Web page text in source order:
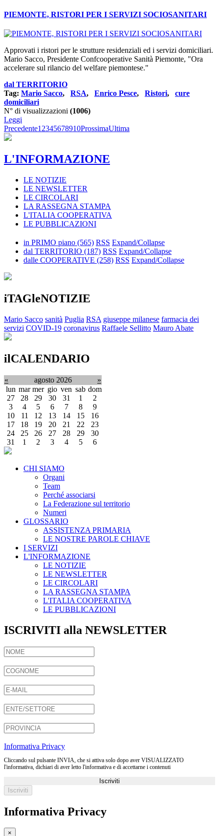
PIEMONTE, RISTORI PER I SERVIZI SOCIOSANITARI
Approvati i ristori per le strutture residenziali ed i servizi domiciliari.
Mario Sacco, Presidente Confcooperative Sanità Piemonte, "Ora
accelerare sul rilancio del welfare piemontese."
dal TERRITORIO
Tag: Mario Sacco, RSA, Enrico Pesce, Ristori, cure
domiciliari
N° di visualizzazioni (1006)
Leggi
Precedente12345678910ProssimaUltima
L'INFORMAZIONE
LE NOTIZIE
LE NEWSLETTER
LE CIRCOLARI
LA RASSEGNA STAMPA
L'ITALIA COOPERATIVA
LE PUBBLICAZIONI
in PRIMO piano (565) RSS Expand/Collapse
dal TERRITORIO (187) RSS Expand/Collapse
dalle COOPERATIVE (258) RSS Expand/Collapse
iTAGleNOTIZIE
Mario Sacco sanità Puglia RSA giuseppe milanese farmacia dei
servizi COVID-19 coronavirus Raffaele Sellitto Mauro Abate
ilCALENDARIO
« agosto 2026
»
lun mar mer gio ven sab dom
27
28 29 30 31 1
2
3
4 5 6 7 8
9
10
11 12 13 14 15
16
17
18 19 20 21 22
23
24
25 26 27 28 29
30
31
1 2 3 4 5 6
CHI SIAMO
Organi
Team
Perché associarsi
La Federazione sul territorio
Numeri
GLOSSARIO
ASSISTENZA PRIMARIA
LE NOSTRE PAROLE CHIAVE
I SERVIZI
L'INFORMAZIONE
LE NOTIZIE
LE NEWSLETTER
LE CIRCOLARI
LA RASSEGNA STAMPA
L'ITALIA COOPERATIVA
LE PUBBLICAZIONI
ISCRIVITI alla NEWSLETTER
Informativa Privacy
Cliccando sul pulsante INVIA, che si attiva solo dopo aver VISUALIZZATO
l'informativa, dichiari di aver letto l'informativa e di accettarne i contenuti
Iscriviti
Informativa Privacy
×